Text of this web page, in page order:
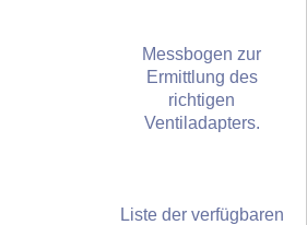
Messbogen zur
Ermittlung des
richtigen
Ventiladapters.
Liste der verfügbaren